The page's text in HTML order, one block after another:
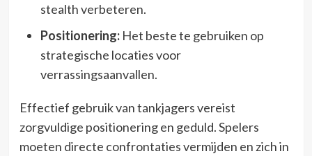
stealth verbeteren.
Positionering:Het beste te gebruiken op
strategische locaties voor
verrassingsaanvallen.
Effectief gebruik van tankjagers vereist
zorgvuldige positionering en geduld. Spelers
moeten directe confrontaties vermijden en zich in